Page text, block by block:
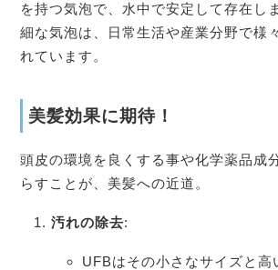
を持つ気泡で、水中で安定して存在し
細な気泡は、日常生活や産業分野で様
れています。
美髪効果に期待！
頭皮の環境を良くする事や化学薬品成
らすことが、美髪への近道。
汚れの除去:
UFBはその小さなサイズと高